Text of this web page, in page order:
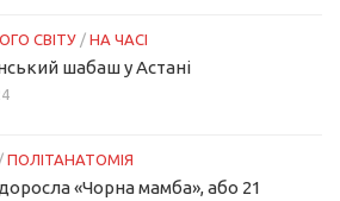
СВІТУ / НА ЧАСІ
шабаш у Астані
/ ПОЛІТАНАТОМІЯ
«Чорна мамба», або 21